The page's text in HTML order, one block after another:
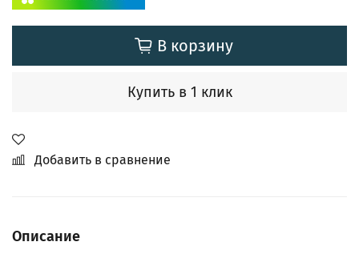
В корзину
Купить в 1 клик
Добавить в сравнение
Описание